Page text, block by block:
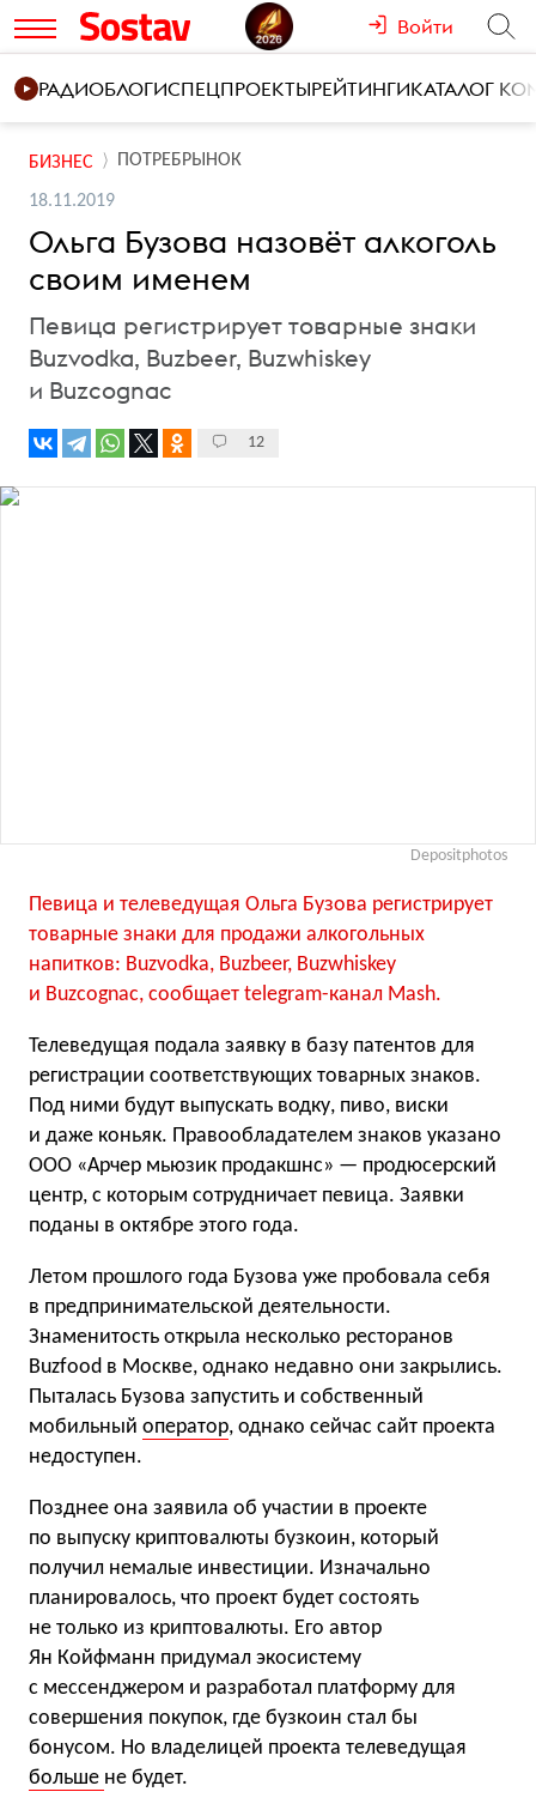
Войти
РАДИОБЛОГИСПЕЦПРОЕКТЫРЕЙТИНГИКАТАЛОГ
БИЗНЕС ПОТРЕБРЫНОК
18.11.2019
Ольга Бузова назовёт алкоголь
своим именем
Певица регистрирует товарные знаки
Buzvodka, Buzbeer, Buzwhiskey
и Buzcognac
12
Depositphotos
Певица и телеведущая Ольга Бузова регистрирует
товарные знаки для продажи алкогольных
напитков: Buzvodka, Buzbeer, Buzwhiskey
и Buzcognac, сообщает telegram-канал Mash.
Телеведущая подала заявку в базу патентов для
регистрации соответствующих товарных знаков.
Под ними будут выпускать водку, пиво, виски
и даже коньяк. Правообладателем знаков указано
ООО «Арчер мьюзик продакшнс» — продюсерский
центр, с которым сотрудничает певица. Заявки
поданы в октябре этого года.
Летом прошлого года Бузова уже пробовала себя
в предпринимательской деятельности.
Знаменитость открыла несколько ресторанов
Buzfood в Москве, однако недавно они закрылись.
Пыталась Бузова запустить и собственный
мобильный оператор, однако сейчас сайт проекта
недоступен.
Позднее она заявила об участии в проекте
по выпуску криптовалюты бузкоин, который
получил немалые инвестиции. Изначально
планировалось, что проект будет состоять
не только из криптовалюты. Его автор
Ян Койфманн придумал экосистему
с мессенджером и разработал платформу для
совершения покупок, где бузкоин стал бы
бонусом. Но владелицей проекта телеведущая
больше не будет.